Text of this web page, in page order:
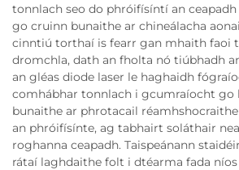
tonnlach seo do phróifísíntí an
go cruinn bunaithe ar chineálacha
cinntiú torthaí is fearr gan mhaith faoi
dromchla, dath an fholta nó tiúbhadh
an gléas diode laser le haghaidh
comhábhar tonnlach i gcumraíocht go
bunaithe ar phrotacail
an phróifísínte, ag tabhairt soláthair
roghanna ceapadh. Taispeánann
rátaí laghdaithe folt i dtéarma fada